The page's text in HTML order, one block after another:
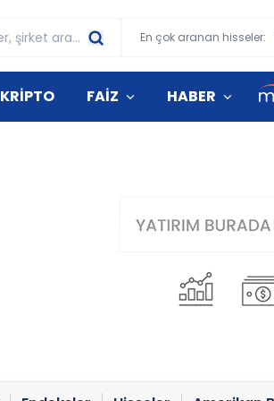
En çok aranan hisseler:
KRİPTO FAİZ HABER